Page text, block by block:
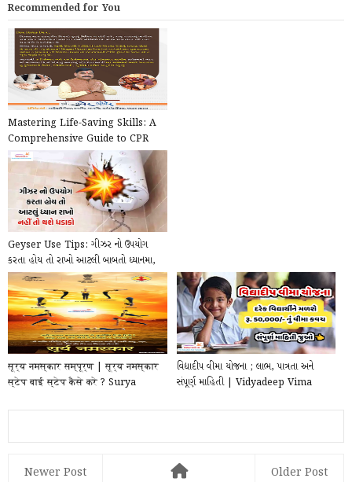
Recommended for You
Mastering Life-Saving Skills: A
Comprehensive Guide to CPR
(Cardiopulmonary Resu...
Geyser Use Tips: ગીઝર નો ઉપયોગ
કરતા હોય તો રાખો આટલી બાબતો ધ્યાનમા,
નહિતર થશે ધડ...
सूर्य नमस्कार सम्पूर्ण | सूर्य नमस्कार
स्टेप बाई स्टेप कैसे करे ? Surya
વિદ્યાદીપ વીમા યોજના ; લાભ, પાત્રતા અને
સંપૂર્ણ માહિતી | Vidyadeep Vima
Newer Post Older Post